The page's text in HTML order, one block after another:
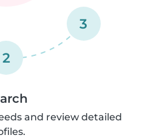
2
3
and review detailed